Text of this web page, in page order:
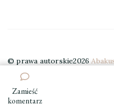
Zamieść
komentarzwe
© prawa autorskie2026
prawa zastrzeżone.
Blossom Themes